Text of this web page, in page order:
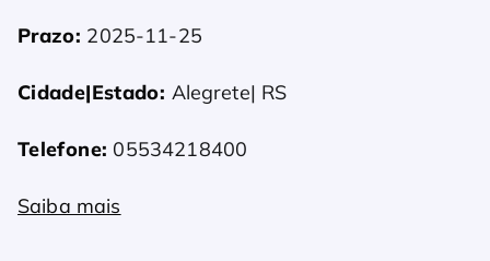
Prazo: 2025-11-25
Cidade|Estado: Alegrete| RS
Telefone: 05534218400
Saiba mais